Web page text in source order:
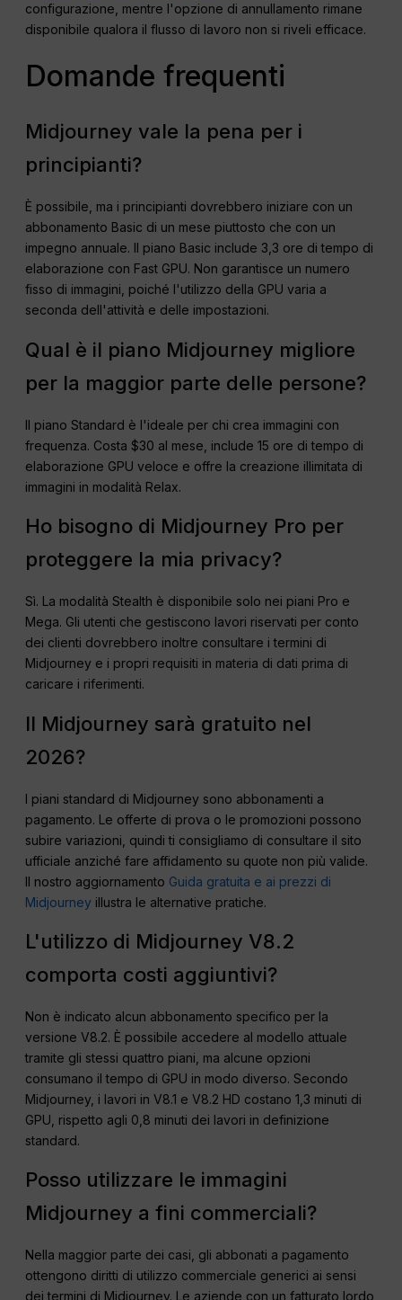
configurazione, mentre l'opzione di annullamento rimane
disponibile qualora il flusso di lavoro non si riveli efficace.
Domande frequenti
Midjourney vale la pena per i
principianti?
È possibile, ma i principianti dovrebbero iniziare con un
abbonamento Basic di un mese piuttosto che con un
impegno annuale. Il piano Basic include 3,3 ore di tempo di
elaborazione con Fast GPU. Non garantisce un numero
fisso di immagini, poiché l'utilizzo della GPU varia a
seconda dell'attività e delle impostazioni.
Qual è il piano Midjourney migliore
per la maggior parte delle persone?
Il piano Standard è l'ideale per chi crea immagini con
frequenza. Costa $30 al mese, include 15 ore di tempo di
elaborazione GPU veloce e offre la creazione illimitata di
immagini in modalità Relax.
Ho bisogno di Midjourney Pro per
proteggere la mia privacy?
Sì. La modalità Stealth è disponibile solo nei piani Pro e
Mega. Gli utenti che gestiscono lavori riservati per conto
dei clienti dovrebbero inoltre consultare i termini di
Midjourney e i propri requisiti in materia di dati prima di
caricare i riferimenti.
Il Midjourney sarà gratuito nel
2026?
I piani standard di Midjourney sono abbonamenti a
pagamento. Le offerte di prova o le promozioni possono
subire variazioni, quindi ti consigliamo di consultare il sito
ufficiale anziché fare affidamento su quote non più valide.
Il nostro aggiornamento Guida gratuita e ai prezzi di
Midjourney illustra le alternative pratiche.
L'utilizzo di Midjourney V8.2
comporta costi aggiuntivi?
Non è indicato alcun abbonamento specifico per la
versione V8.2. È possibile accedere al modello attuale
tramite gli stessi quattro piani, ma alcune opzioni
consumano il tempo di GPU in modo diverso. Secondo
Midjourney, i lavori in V8.1 e V8.2 HD costano 1,3 minuti di
GPU, rispetto agli 0,8 minuti dei lavori in definizione
standard.
Posso utilizzare le immagini
Midjourney a fini commerciali?
Nella maggior parte dei casi, gli abbonati a pagamento
ottengono diritti di utilizzo commerciale generici ai sensi
dei termini di Midjourney. Le aziende con un fatturato lordo